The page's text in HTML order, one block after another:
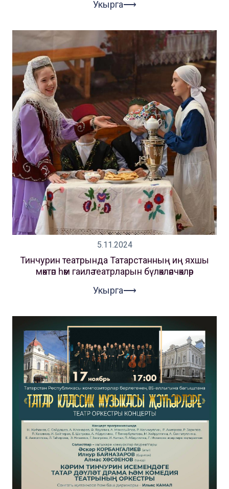
Укырга⟶
5.11.2024
Тинчурин театрында Татарстанның иң яхшы
мәктәп һәм гаилә театрларын бүләкләячәкләр
Укырга⟶